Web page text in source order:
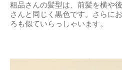
粗品さんの髪型は、前髪を横や
さんと同じく黒色です。さらに
ろも似ていらっしゃいます。